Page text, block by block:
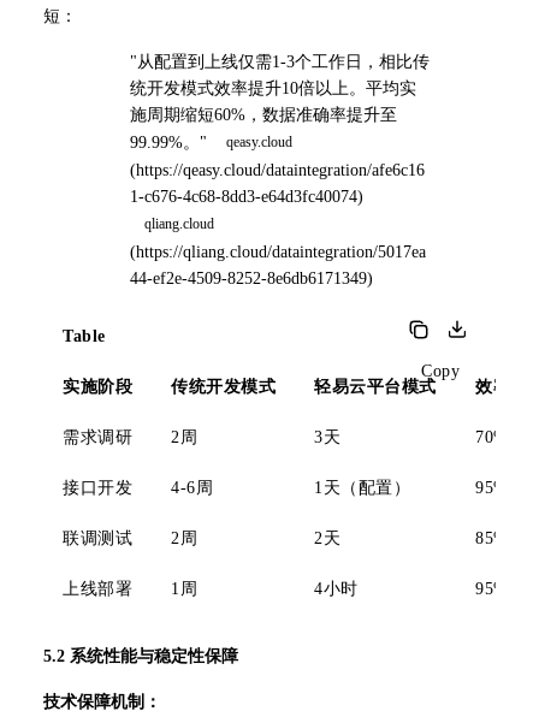
短：
"从配置到上线仅需1-3个工作日，相比传
统开发模式效率提升10倍以上。平均实
施周期缩短60%，数据准确率提升至
99.99%。"
(https://qeasy.cloud/dataintegration/afe6c16
1-c676-4c68-8dd3-e64d3fc40074)
(https://qliang.cloud/dataintegration/5017ea
44-ef2e-4509-8252-8e6db6171349)
Table
Copy
实施阶段
传统开发模式 轻易云平台模式 效率提
需求调研 2周 3天 70%
接口开发 4-6周 1天（配置） 95%
联调测试 2周 2天 85%
上线部署 1周 4小时 95%
5.2 系统性能与稳定性保障
技术保障机制：